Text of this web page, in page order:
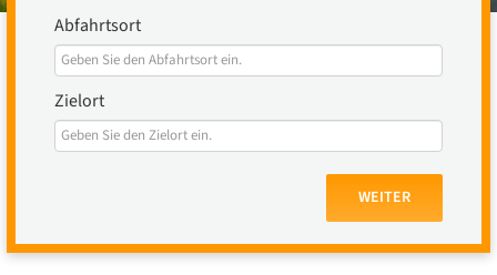
Abfahrtsort
Zielort
WEITER